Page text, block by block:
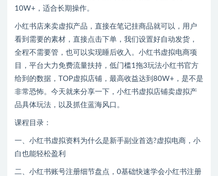
10W+，适合长期操作。
小红书店来卖虚拟产品，直接在笔记挂商品就可以，用户
看到需要的素材，直接点击下单，我们设置好自动发货，
全程不需要管，也可以实现睡后收入。小红书虚拟电商项
目，平台大力免费流量扶持，低门槛1拖3玩法小红书官方
给到的数据，TOP虚拟店铺，最高收益达到80W+，是不是
非常恐怖。今天就来分享一下，小红书虚拟店铺卖虚拟产
品具体玩法，以及抓住蓝海风口。
课程目录：
一、小红书虚拟资料为什么是新手副业首选?虚拟电商，小
白也能轻松盈利
二、小红书账号注册细节盘点，0基础快速学会小红书注册